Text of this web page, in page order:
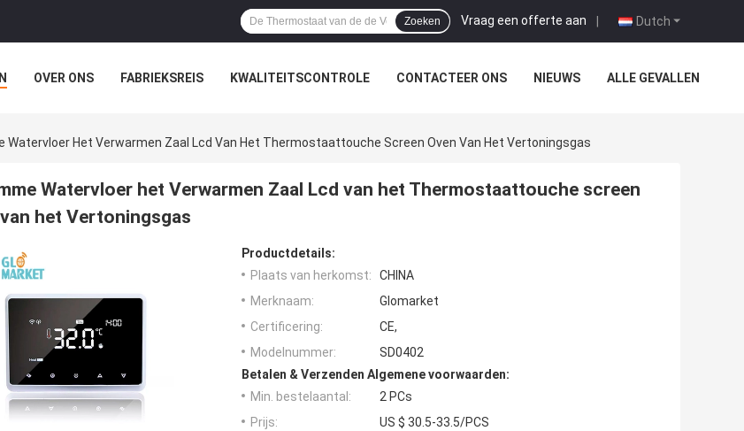
Dutch
Vraag een offerte aan |
Zoeken
OVER ONS FABRIEKSREIS KWALITEITSCONTROLE CONTACTEER ONS NIEUWS ALLE GEVALLEN
Watervloer Het Verwarmen Zaal Lcd Van Het Thermostaattouche Screen Oven Van Het Vertoningsgas
Watervloer het Verwarmen Zaal Lcd van het Thermostaattouche screen
het Vertoningsgas
Productdetails:
Plaats van herkomst:
CHINA
Merknaam:
Glomarket
Certificering:
CE,
Modelnummer:
SD0402
Betalen & Verzenden Algemene voorwaarden:
Min. bestelaantal:
2 PCs
Prijs:
US $ 30.5-33.5/PCS